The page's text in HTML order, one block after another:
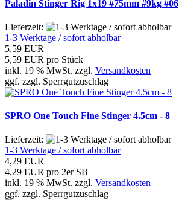
Paladin Stinger Rig 1x19 #75mm #9kg #06
Lieferzeit:
1-3 Werktage / sofort abholbar
5,59 EUR
5,59 EUR pro Stück
inkl. 19 % MwSt. zzgl. Versandkosten
ggf. zzgl. Sperrgutzuschlag
SPRO One Touch Fine Stinger 4.5cm - 8
Lieferzeit:
1-3 Werktage / sofort abholbar
4,29 EUR
4,29 EUR pro 2er SB
inkl. 19 % MwSt. zzgl. Versandkosten
ggf. zzgl. Sperrgutzuschlag